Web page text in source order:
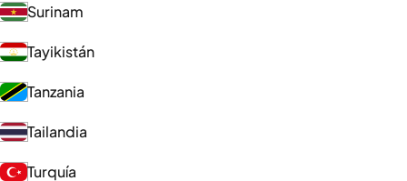
Surinam
Tayikistán
Tanzania
Tailandia
Turquía